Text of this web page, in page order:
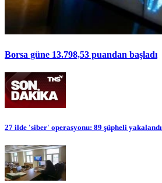
Borsa güne 13.798,53 puandan başladı
27 ilde 'siber' operasyonu: 89 şüpheli yakalandı